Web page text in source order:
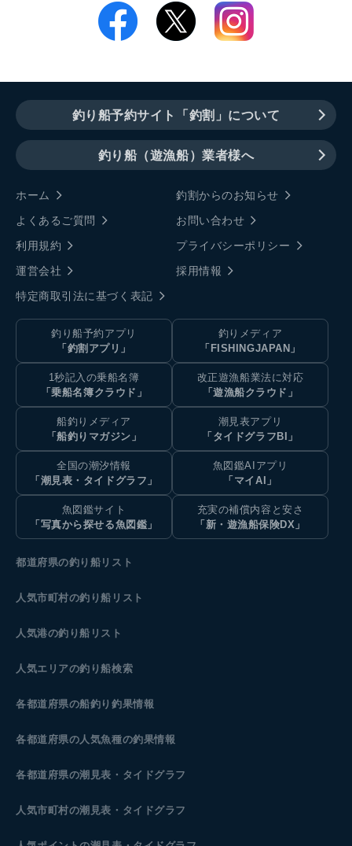
釣り船予約サイト「釣割」について
釣り船（遊漁船）業者様へ
ホーム
釣割からのお知らせ
よくあるご質問
お問い合わせ
利用規約
プライバシーポリシー
運営会社
採用情報
特定商取引法に基づく表記
釣り船予約アプリ
「釣割アプリ」
釣りメディア
「FISHINGJAPAN」
1秒記入の乗船名簿
「乗船名簿クラウド」
改正遊漁船業法に対応
「遊漁船クラウド」
船釣りメディア
「船釣りマガジン」
潮見表アプリ
「タイドグラフBI」
全国の潮汐情報
「潮見表・タイドグラフ」
魚図鑑AIアプリ
「マイAI」
魚図鑑サイト
「写真から探せる魚図鑑」
充実の補償内容と安さ
「新・遊漁船保険DX」
都道府県の釣り船リスト
人気市町村の釣り船リスト
人気港の釣り船リスト
人気エリアの釣り船検索
各都道府県の船釣り釣果情報
各都道府県の人気魚種の釣果情報
各都道府県の潮見表 ・タイドグラフ
人気市町村の潮見表・タイドグラフ